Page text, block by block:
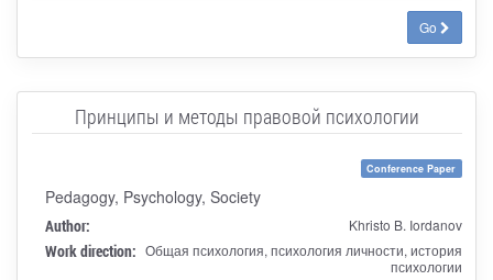
Go
Принципы и методы правовой психологии
Conference Paper
Pedagogy, Psychology, Society
Author: Khristo B. Iordanov
Work direction: Общая психология, психология личности, история
психологии